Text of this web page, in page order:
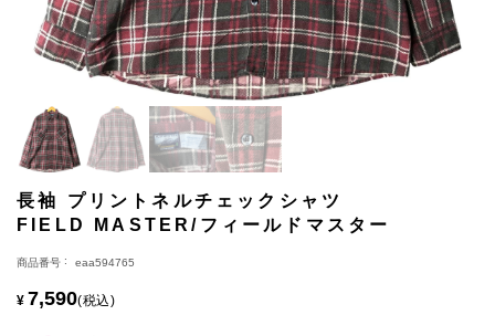
長袖 プリントネルチェックシャツ
FIELD MASTER/フィールドマスター
商品番号 eaa594765
¥ 7,590 税込